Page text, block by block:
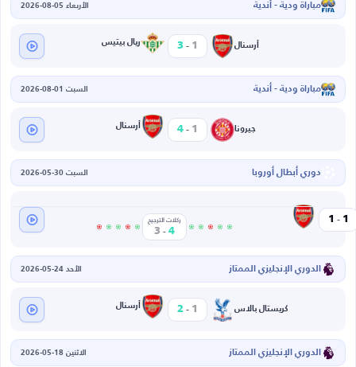
مباراة ودية - أندية الأربعاء 05-08-2026
أرسنال 1
-
3 ريال بيتيس
مباراة ودية - أندية السبت 01-08-2026
جيرونا 1
-
4 أرسنال
دوري أبطال أوروبا السبت 30-05-2026
1
-
1 ركلات الترجيح
4
-
3
الدوري الإنجليزي الممتاز الأحد 24-05-2026
كريستال بالاس 1
-
2 أرسنال
الدوري الإنجليزي الممتاز الاثنين 18-05-2026